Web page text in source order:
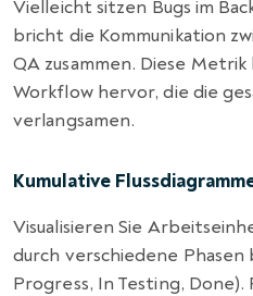
Vielleicht sitzen Bugs im
bricht die Kommunikation
QA zusammen. Diese
Workflow hervor, die die
verlangsamen.
Kumulative
Visualisieren Sie
durch verschiedene Phasen
Progress, In Testing, Done).